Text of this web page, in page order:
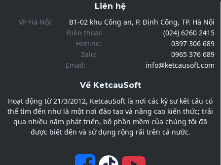
Liên hệ
VP Hà Nội:
B1-02 khu Công an, P. Định Công, TP. Hà Nội
Điện thoại:
(024) 6260 2415
Hotline:
0397 306 689
Zalo:
0965 376 689
Email:
info@ketcausoft.com
Về KetcauSoft
Hoạt động từ 21/3/2012, KetcauSoft là nơi các kỹ sư kết cấu có
thể tìm đến như là một nơi đào tạo và nâng cao kiến thức; trải
qua nhiều năm phát triển, bộ phần mềm của chúng tôi đã
được biết đến và sử dụng rộng rãi trên cả nước.